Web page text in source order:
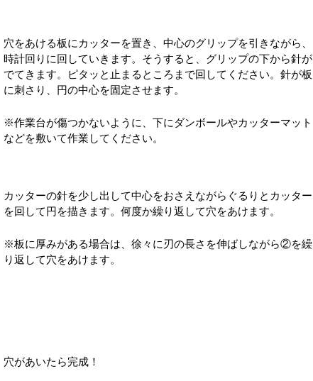
穴をあける板にカッターを置き、中心のグリップを引きながら、
時計回りに回していきます。そうすると、グリップの下から針が
でてきます。ピタッと止まるところまで回してください。針が板
に刺さり、円の中心を固定させます。
※作業台が傷つかないように、下にダンボールやカッターマット
などを敷いて作業してください。
カッターの針を少し出して中心をおさえながらぐるりとカッター
を回して円を描きます。何度か繰り返して穴をあけます。
※板に厚みがある場合は、徐々に刃の長さを伸ばしながら②を繰
り返して穴をあけます。
穴があいたら完成！